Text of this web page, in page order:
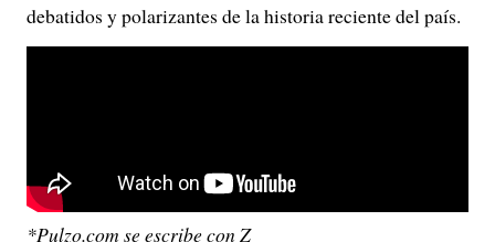
debatidos y polarizantes de la historia reciente del país.
*Pulzo.com se escribe con Z